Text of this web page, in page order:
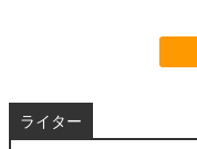
ライター